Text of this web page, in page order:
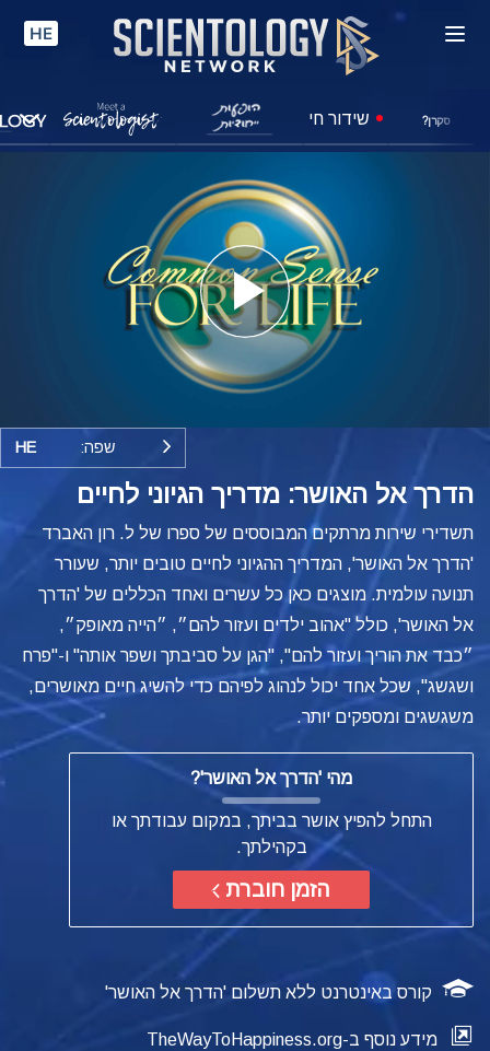
HE
סקרן? שידור חי
Play
Video
שפה: HE
הדרך אל האושר: מדריך הגיוני לחיים
תשדירי שירות מרתקים המבוססים של ספרו של ל. רון האברד
'הדרך אל האושר', המדריך ההגיוני לחיים טובים יותר, שעורר
תנועה עולמית. מוצגים כאן כל עשרים ואחד הכללים של 'הדרך
אל האושר', כולל "אהוב ילדים ועזור להם״, ״הייה מאופק״,
״כבד את הוריך ועזור להם", "הגן על סביבתך ושפר אותה" ו-"פרח
ושגשג", שכל אחד יכול לנהוג לפיהם כדי להשיג חיים מאושרים,
משגשגים ומספקים יותר.
מהי 'הדרך אל האושר'?
התחל להפיץ אושר בביתך, במקום עבודתך או
בקהילתך.
הזמן חוברת
קורס באינטרנט ללא תשלום 'הדרך אל האושר'
מידע נוסף ב-TheWayToHappiness.org